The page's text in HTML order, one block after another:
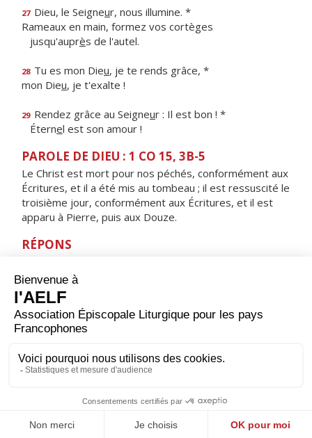
27 Dieu, le Seigneur, nous illumine. *
Rameaux en main, formez vos cortèges
jusqu'auprès de l'autel.
28 Tu es mon Dieu, je te rends grâce, *
mon Dieu, je t'exalte !
29 Rendez grâce au Seigneur : Il est bon ! *
Éternel est son amour !
PAROLE DE DIEU : 1 CO 15, 3B-5
Le Christ est mort pour nos péchés, conformément aux
Écritures, et il a été mis au tombeau ; il est ressuscité le
troisième jour, conformément aux Écritures, et il est
apparu à Pierre, puis aux Douze.
RÉPONS
jour de fête et de joie, alléluia !
ORAISON
Aujourd’hui, Dieu notre Père, tu nous ouvres la vie
éternelle par la victoire de ton Fils sur la mort, et nous
des hommes nouveaux pour que nous ressuscitions